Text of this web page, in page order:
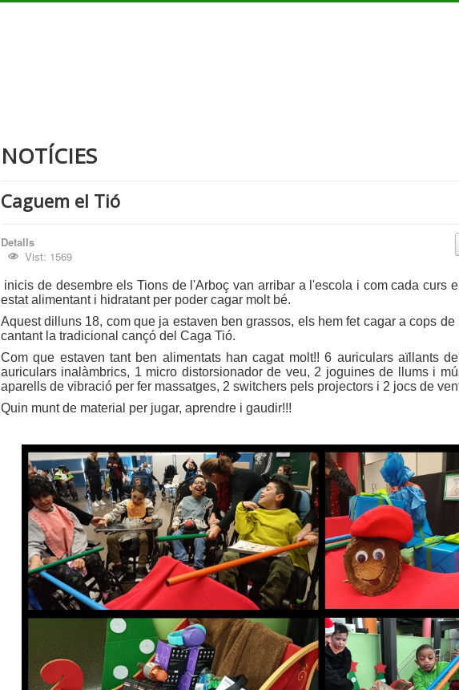
NOTÍCIES
Caguem el Tió
Detalls
Vist: 1569
inicis de desembre els Tions de l'Arboç van arribar a l'escola i com cada curs
estat alimentant i hidratant per poder cagar molt bé.
Aquest dilluns 18, com que ja estaven ben grassos, els hem fet cagar a cops de
cantant la tradicional cançó del Caga Tió.
Com que estaven tant ben alimentats han cagat molt!! 6 auriculars aïllants
auriculars inalàmbrics, 1 micro distorsionador de veu, 2 joguines de llums i
aparells de vibració per fer massatges, 2 switchers pels projectors i 2 jocs de
Quin munt de material per jugar, aprendre i gaudir!!!